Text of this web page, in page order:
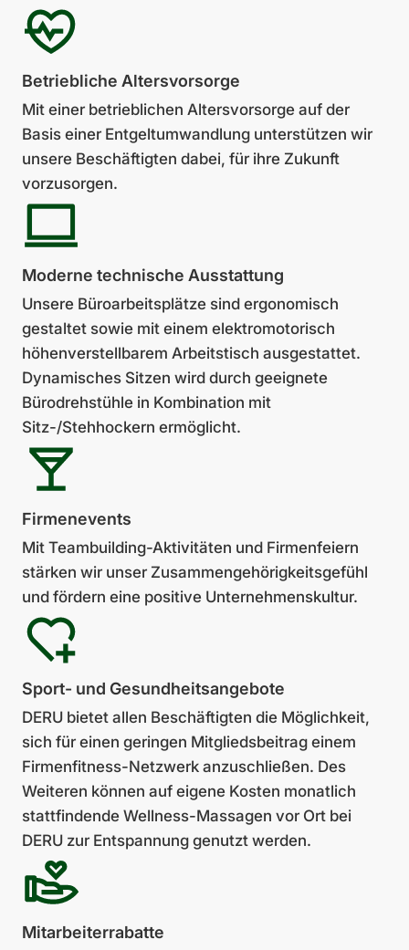
Betrieb­liche Alters­vor­sorge
Mit einer betrieblichen Alters­vorsorge auf der
Basis einer Entgeltumwandlung unter­stützen wir
unsere Beschäftig­ten dabei, für ihre Zukunft
vorzusorgen.
Moderne tech­ni­sche Aus­stat­tung
Unsere Büroarbeitsplätze sind ergonomisch
gestaltet sowie mit einem elektromotorisch
höhenverstellbarem Arbeits­tisch ausgestattet.
Dynamisches Sitzen wird durch geeignete
Bürodreh­stühle in Kombination mit
Sitz-/Stehhockern ermöglicht.
Firmen­events
Mit Teambuilding-Aktivitäten und Firmenfeiern
stärken wir unser Zusammengehörigkeits­gefühl
und fördern eine positive Unternehmenskultur.
Sport- und Gesund­heits­ange­bote
DERU bietet allen Beschäf­tigten die Möglichkeit,
sich für einen geringen Mitglieds­beitrag einem
Firmenfitness-Netzwerk anzuschließen. Des
Weiteren können auf eigene Kosten monatlich
stattfindende Wellness-Massagen vor Ort bei
DERU zur Entspannung genutzt werden.
Mit­arbei­terrabatte